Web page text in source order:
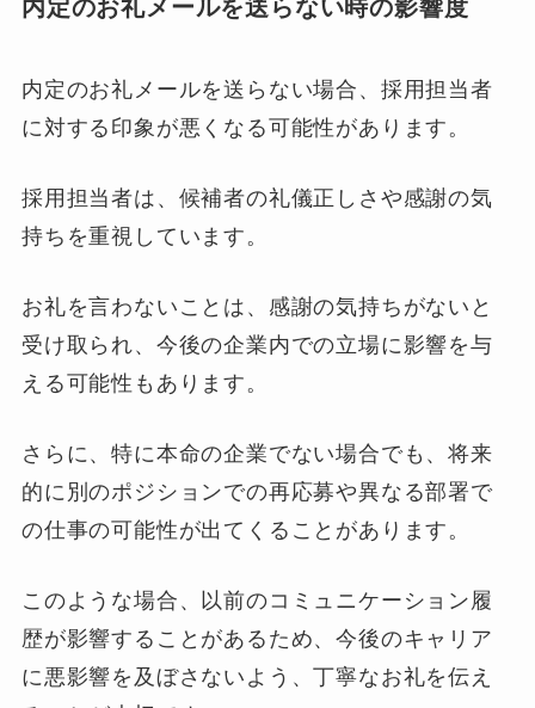
内定のお礼メールを送らない時の影響度
内定のお礼メールを送らない場合、採用担当者
に対する印象が悪くなる可能性があります。
採用担当者は、候補者の礼儀正しさや感謝の気
持ちを重視しています。
お礼を言わないことは、感謝の気持ちがないと
受け取られ、今後の企業内での立場に影響を与
える可能性もあります。
さらに、特に本命の企業でない場合でも、将来
的に別のポジションでの再応募や異なる部署で
の仕事の可能性が出てくることがあります。
このような場合、以前のコミュニケーション履
歴が影響することがあるため、今後のキャリア
に悪影響を及ぼさないよう、丁寧なお礼を伝え